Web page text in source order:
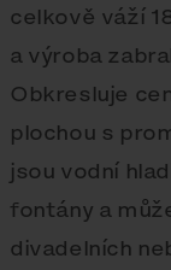
celkově váží
a výroba
Obkresluje
plochou s
jsou vodní
fontány a
divadelních